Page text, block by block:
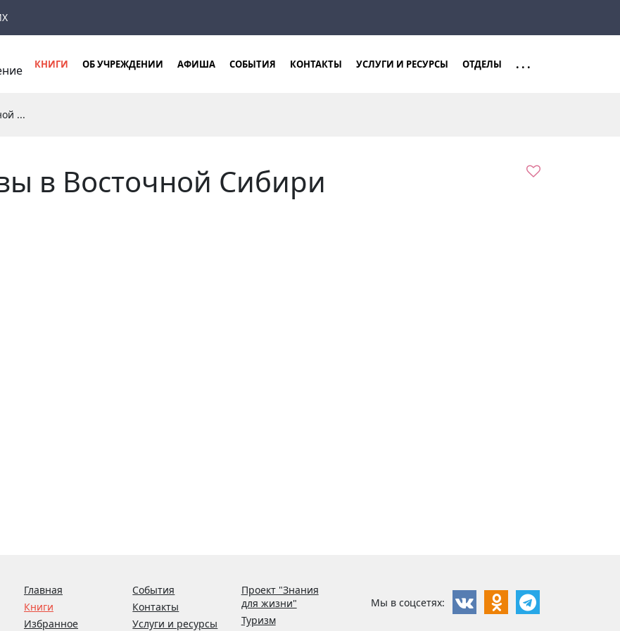
в Восточной Сибири
Найти
КНИГИ ОБ УЧРЕЖДЕНИИ АФИША СОБЫТИЯ КОНТАКТЫ УСЛУГИ И РЕСУРСЫ ОТДЕЛЫ ...
...
Главная
Книги
Избранное
События
Контакты
Услуги и ресурсы
Проект "Знания
для жизни"
Туризм
Мы в соцсетях: